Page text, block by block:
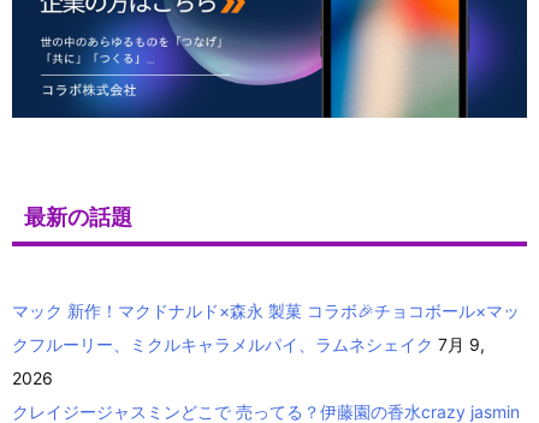
最新の話題
マック 新作！マクドナルド×森永 製菓 コラボ🎉チョコボール×マッ
クフルーリー、ミクルキャラメルパイ、ラムネシェイク 7月 9,
2026
クレイジージャスミンどこで 売ってる？伊藤園の香水crazy jasmin